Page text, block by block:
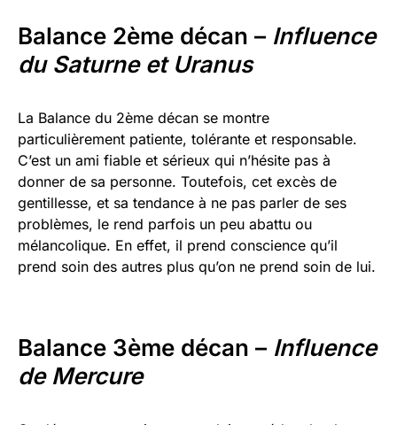
Balance 2ème décan – Influence
du Saturne et Uranus
La Balance du 2ème décan se montre
particulièrement patiente, tolérante et responsable.
C’est un ami fiable et sérieux qui n’hésite pas à
donner de sa personne. Toutefois, cet excès de
gentillesse, et sa tendance à ne pas parler de ses
problèmes, le rend parfois un peu abattu ou
mélancolique. En effet, il prend conscience qu’il
prend soin des autres plus qu’on ne prend soin de lui.
Balance 3ème décan – Influence
de Mercure